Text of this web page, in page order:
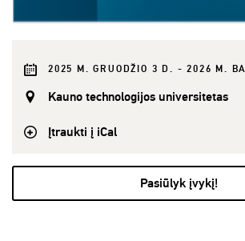
2025 M. GRUODŽIO 3 D. - 2026 M.
Kauno technologijos universitetas
Įtraukti į iCal
Pasiūlyk įvykį!